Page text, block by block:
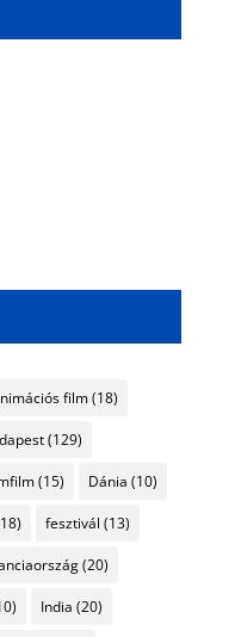
film(18)
(129)
(15) Dánia (10)
fesztivál (13)
(20)
India (20)